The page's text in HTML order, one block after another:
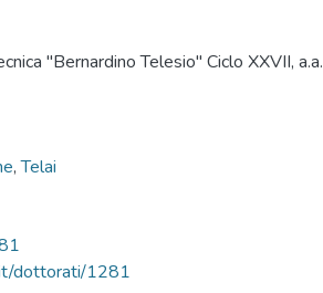
"Bernardino Telesio" Ciclo XXVII, a.a.
,Telai
dottorati/1281